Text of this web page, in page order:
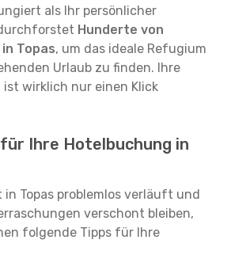
als Ihr persönlicher
Hunderte von
Topas, um das ideale Refugium
Urlaub zu finden. Ihre
wirklich nur einen Klick
Ihre Hotelbuchung in
Topas problemlos verläuft und
verschont bleiben,
folgende Tipps für Ihre